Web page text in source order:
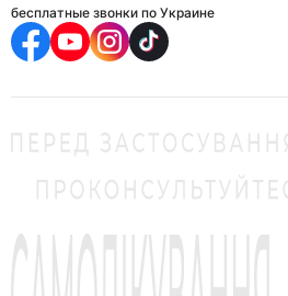
бесплатные звонки по Украине